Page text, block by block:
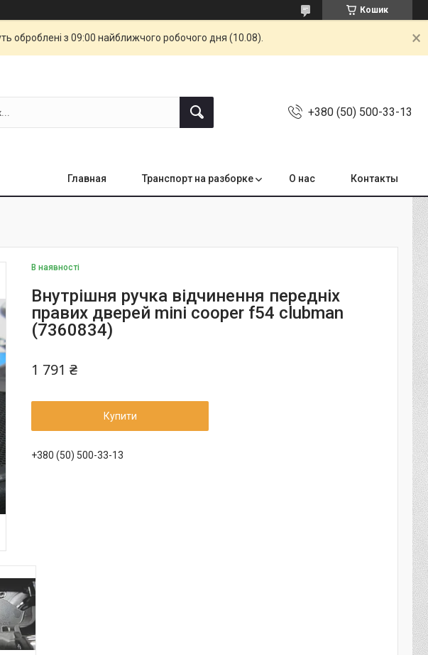
Кошик
оброблені з 09:00 найближчого робочого дня (10.08).
+380 (50) 500-33-13
Главная Транспорт на разборке О нас Контакты
В наявності
Внутрішня ручка відчинення передніх
правих дверей mini cooper f54 clubman
(7360834)
1 791 ₴
Купити
+380 (50) 500-33-13